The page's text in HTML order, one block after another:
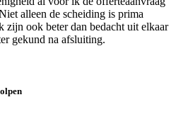
alleen de scheiding is prima
zijn ook beter dan bedacht uit elkaar
gekund na afsluiting.